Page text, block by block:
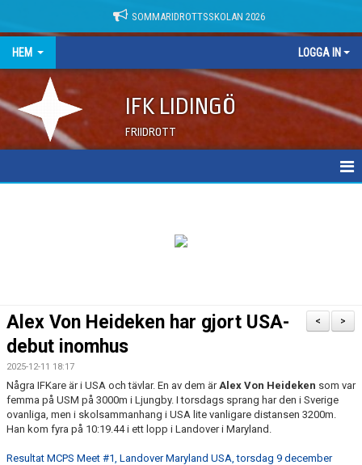
SOMMARIDROTTSSKOLAN 2026
HEM LOGGA IN
IFK LIDINGÖ
FRIIDROTT
>
<
Alex Von Heideken har gjort USA-
debut inomhus
2025-12-11 18:17
Några IFKare är i USA och tävlar. En av dem ärAlex Von Heideken som var
femma på USM på 3000m i Ljungby. I torsdags sprang har den i Sverige
ovanliga, men i skolsammanhang i USA lite vanligare distansen 3200m.
Han kom fyra på 10:19.44 i ett lopp i Landover i Maryland.
Resultat MCPS Meet #1, Landover Maryland USA, torsdag 9 december